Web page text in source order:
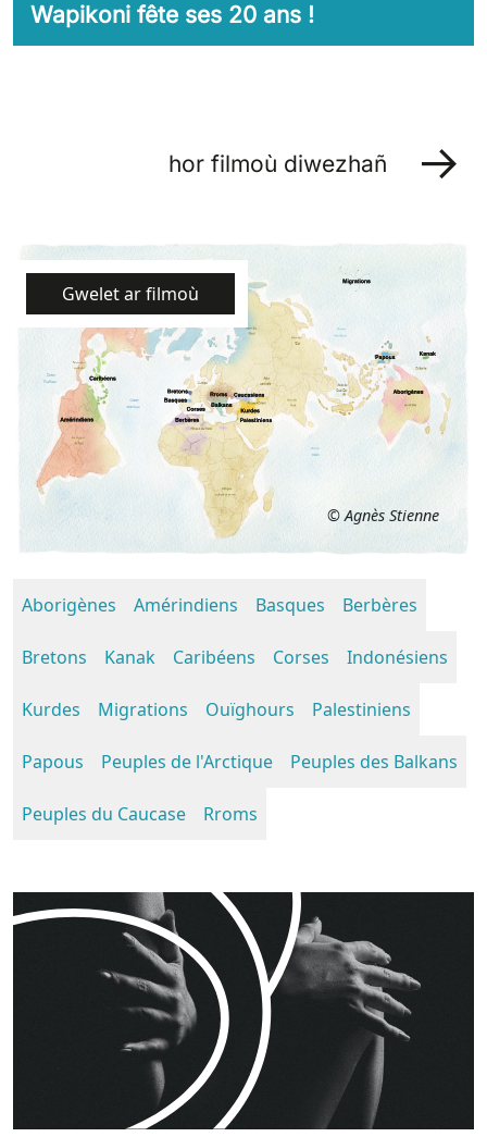
Wapikoni fête ses 20 ans !
hor filmoù diwezhañ
Gwelet ar filmoù
© Agnès Stienne
Aborigènes Amérindiens Basques Berbères
Bretons Kanak Caribéens Corses Indonésiens
Kurdes Migrations Ouïghours Palestiniens
Papous Peuples de l'Arctique Peuples des Balkans
Peuples du Caucase Rroms